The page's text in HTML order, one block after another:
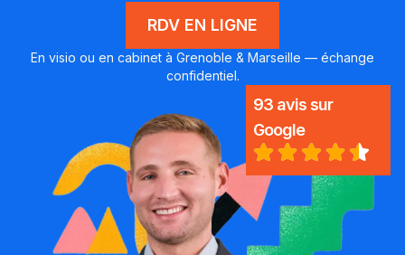
RDV EN LIGNE
En visio ou en cabinet à Grenoble & Marseille — échange
confidentiel.
93 avis sur
Google